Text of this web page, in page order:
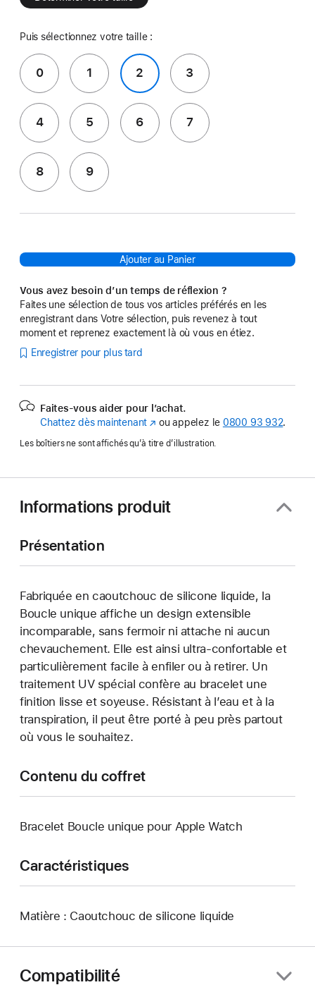
Puis sélectionnez votre taille :
0 1 2 3
4 5 6 7
8 9
Ajouter au Panier
Vous avez besoin d’un temps de réflexion ?
Faites une sélection de tous vos articles préférés en les
enregistrant dans Votre sélection, puis revenez à tout
moment et reprenez exactement là où vous en étiez.
Enregistrer pour plus tard
Faites-vous aider pour l’achat.
Chattez dès maintenant (s’ouvre
une
fenêtre)
ou appelez le 0800 93 932.
Les boîtiers ne sont affichés qu’à titre d’illustration.
Informations produit
Présentation
Fabriquée en caoutchouc de silicone liquide, la
Boucle unique affiche un design extensible
incomparable, sans fermoir ni attache ni aucun
chevauchement. Elle est ainsi ultra-confortable et
particulièrement facile à enfiler ou à retirer. Un
traitement UV spécial confère au bracelet une
finition lisse et soyeuse. Résistant à l’eau et à la
transpiration, il peut être porté à peu près partout
où vous le souhaitez.
Contenu du coffret
Bracelet Boucle unique pour Apple Watch
Caractéristiques
Matière : Caoutchouc de silicone liquide
Compatibilité